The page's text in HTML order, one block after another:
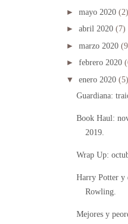
► mayo 2020 (2)
► abril 2020 (7)
► marzo 2020
► febrero 2020
▼ enero 2020 (5)
Guardiana:
Book Haul:
2019.
Wrap Up:
Harry Potter y
Rowling.
Mejores y